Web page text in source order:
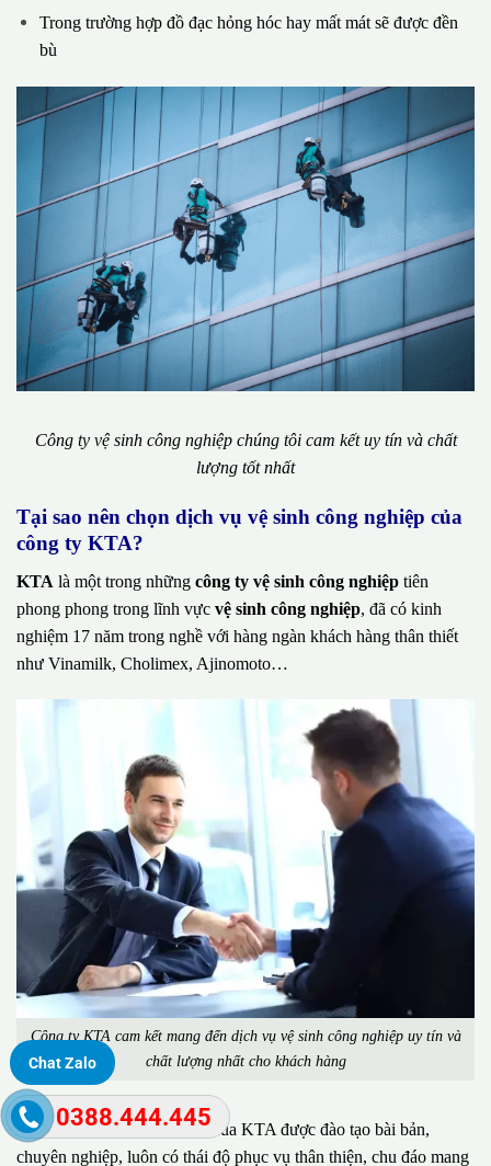
Trong trường hợp đồ đạc hỏng hóc hay mất mát sẽ được đền
bù
Công ty vệ sinh công nghiệp chúng tôi cam kết uy tín và chất
lượng tốt nhất
Tại sao nên chọn dịch vụ vệ sinh công nghiệp của
công ty KTA?
KTA là một trong những công ty vệ sinh công nghiệp tiên
phong phong trong lĩnh vực vệ sinh công nghiệp, đã có kinh
nghiệm 17 năm trong nghề với hàng ngàn khách hàng thân thiết
như Vinamilk, Cholimex, Ajinomoto…
Công ty KTA cam kết mang đến dịch vụ vệ sinh công nghiệp uy tín và
chất lượng nhất cho khách hàng
Đặc biệt, đội ngũ nhân viên của KTA được đào tạo bài bản,
chuyên nghiệp, luôn có thái độ phục vụ thân thiện, chu đáo mang
Chat Zalo
0388.444.445